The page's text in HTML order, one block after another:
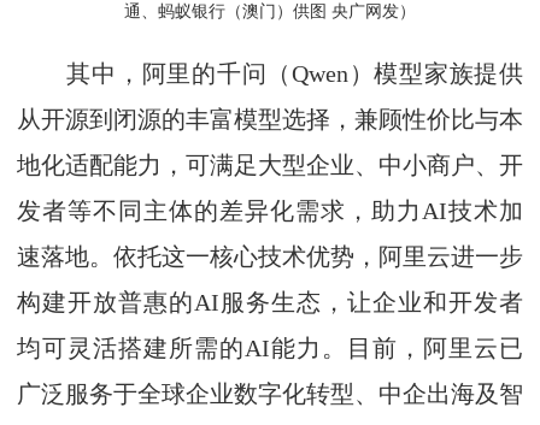
通、蚂蚁银行（澳门）供图 央广网发）
其中，阿里的千问（Qwen）模型家族提供
从开源到闭源的丰富模型选择，兼顾性价比与本
地化适配能力，可满足大型企业、中小商户、开
发者等不同主体的差异化需求，助力AI技术加
速落地。依托这一核心技术优势，阿里云进一步
构建开放普惠的AI服务生态，让企业和开发者
均可灵活搭建所需的AI能力。目前，阿里云已
广泛服务于全球企业数字化转型、中企出海及智